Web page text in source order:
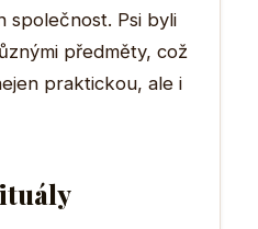
společnost. Psi byli
předměty, což
praktickou, ale i